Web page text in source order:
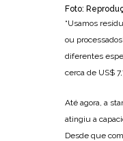
Foto:
“Usamos
ou
diferentes
cerca de US$
Até agora, a
atingiu a
Desde que